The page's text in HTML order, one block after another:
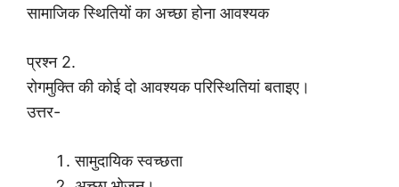
सामाजिक स्थितियों का अच्छा होना आवश्यक
प्रश्न 2.
रोगमुक्ति की कोई दो आवश्यक परिस्थितियां बताइए।
उत्तर-
सामुदायिक स्वच्छता